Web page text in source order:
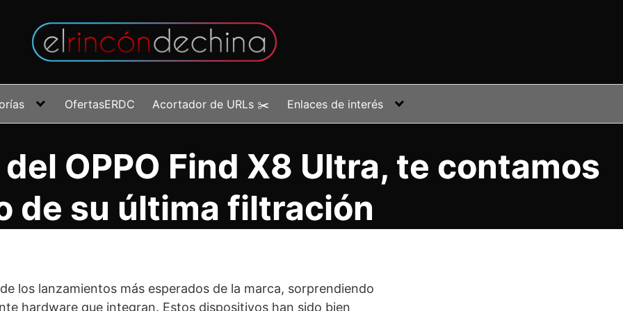
OfertasERDC Acortador de URLs ✂️ Enlaces de interés
OPPO Find X8 Ultra, te contamos
de su última filtración
los lanzamientos más esperados de la marca, sorprendiendo
hardware que integran. Estos dispositivos han sido bien